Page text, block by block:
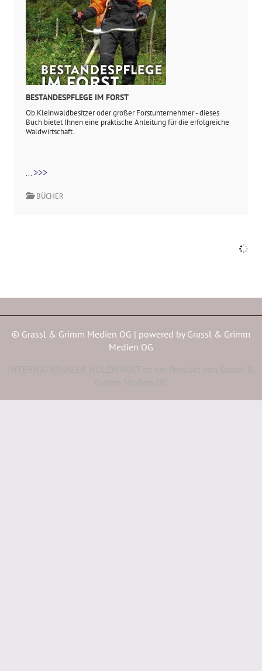
BESTANDESPFLEGE IM FORST
Ob Kleinwaldbesitzer oder großer Forstunternehmer - dieses
Buch bietet Ihnen eine praktische Anleitung für die erfolgreiche
Waldwirtschaft.
... >>>
BÜCHER
man die passende
nutzt man sie?
Erfolgsautor Peter
in diesem Ratgeber für Einsteiger den Weg zum Waldbesitzer.